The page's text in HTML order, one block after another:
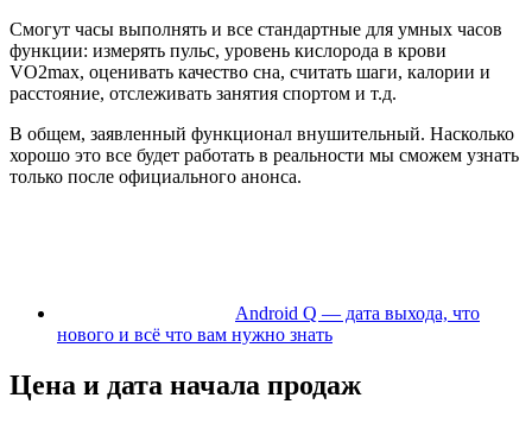
Смогут часы выполнять и все стандартные для умных часов
функции: измерять пульс, уровень кислорода в крови
VO2max, оценивать качество сна, считать шаги, калории и
расстояние, отслеживать занятия спортом и т.д.
В общем, заявленный функционал внушительный. Насколько
хорошо это все будет работать в реальности мы сможем узнать
только после официального анонса.
Android Q — дата выхода, что
нового и всё что вам нужно знать
Цена и дата начала продаж